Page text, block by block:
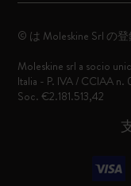
© は Moleskine Srl の
Moleskine srl a socio
Italia - P. IVA / CCIAA
Soc. €2.181.513,42